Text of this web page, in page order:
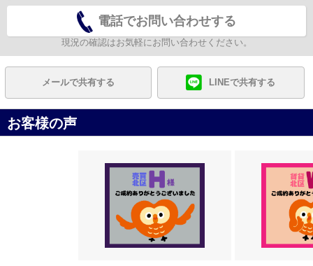
電話でお問い合わせする
現況の確認はお気軽にお問い合わせください。
メールで共有する LINEで共有する
お客様の声